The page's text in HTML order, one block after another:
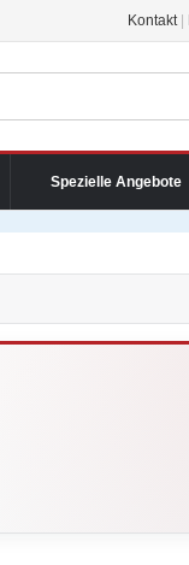
Kontakt
Spezielle Angebote